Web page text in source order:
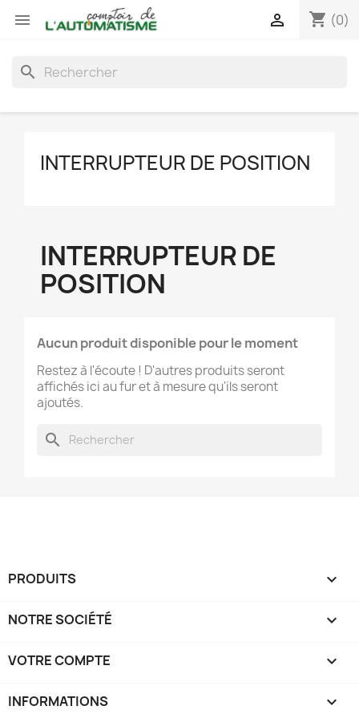
 shopping_cart (0)

search
INTERRUPTEUR DE POSITION
INTERRUPTEUR DE
POSITION
Aucun produit disponible pour le moment
Restez à l'écoute ! D'autres produits seront
affichés ici au fur et à mesure qu'ils seront
ajoutés.
search
PRODUITS 
NOTRE SOCIÉTÉ 
VOTRE COMPTE 
INFORMATIONS keyboard_arrow_down